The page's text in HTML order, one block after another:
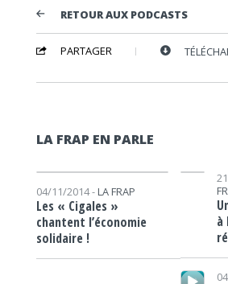
RETOUR AUX PODCASTS
PARTAGER
LA FRAP EN PARLE
Lecteur audio
04/11/2014 - LA FRAP
Les « Cigales »
chantent l’économie
solidaire !
Lecteur audio
à
Lecteur audio